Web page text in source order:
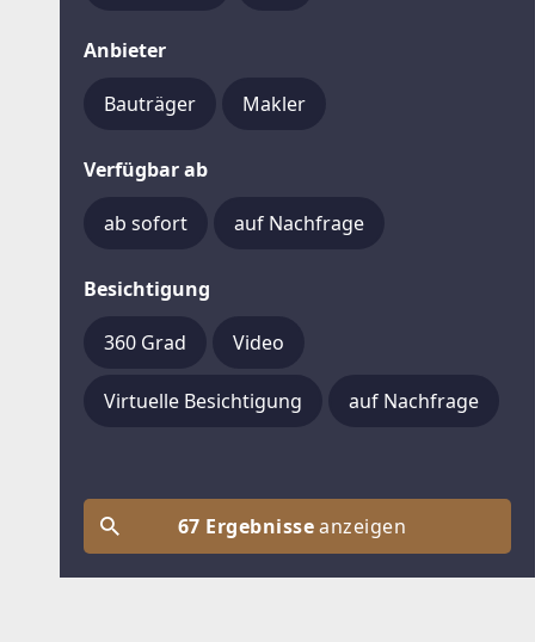
Anbieter
Bauträger Makler
Verfügbar ab
ab sofort auf Nachfrage
Besichtigung
360 Grad Video
Virtuelle Besichtigung auf Nachfrage
67 Ergebnisseanzeigen